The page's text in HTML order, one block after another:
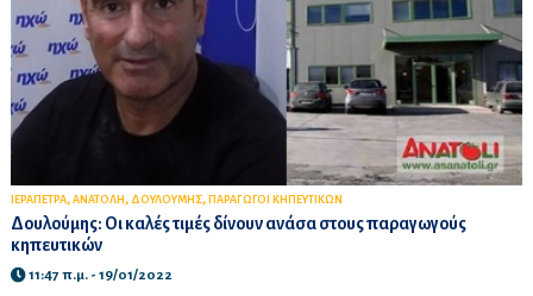
ΙΕΡΑΠΕΤΡΑ, ΑΝΑΤΟΛΗ , ΔΟΥΛΟΥΜΗΣ, ΠΑΡΑΓΩΓΟΙ ΚΗΠΕΥΤΙΚΩΝ
Δουλούμης: Οι καλές τιμές δίνουν ανάσα στους παραγωγούς
κηπευτικών
11:47 π.μ. - 19/01/2022